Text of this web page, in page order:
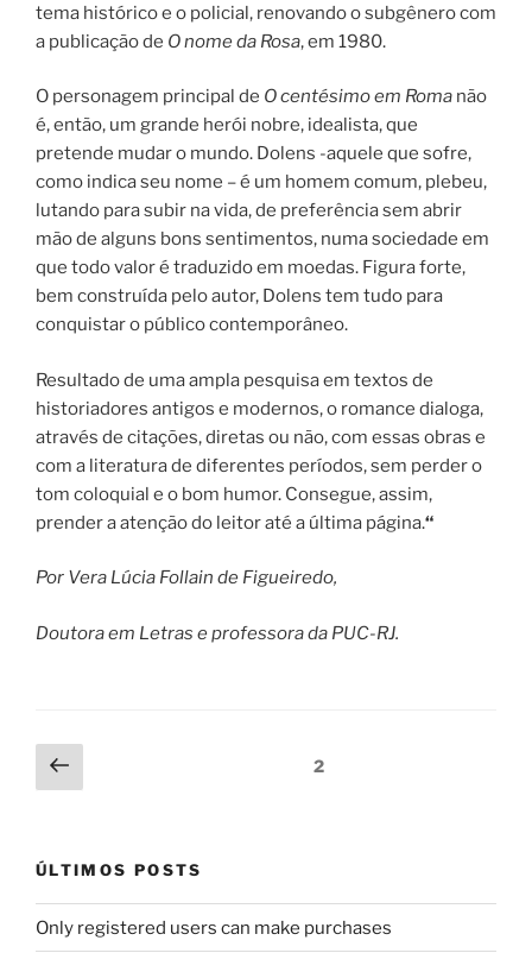
tema histórico e o policial, renovando o subgênero com
a publicação de O nome da Rosa, em 1980.
O personagem principal de O centésimo em Roma não
é, então, um grande herói nobre, idealista, que
pretende mudar o mundo. Dolens -aquele que sofre,
como indica seu nome – é um homem comum, plebeu,
lutando para subir na vida, de preferência sem abrir
mão de alguns bons sentimentos, numa sociedade em
que todo valor é traduzido em moedas. Figura forte,
bem construída pelo autor, Dolens tem tudo para
conquistar o público contemporâneo.
Resultado de uma ampla pesquisa em textos de
historiadores antigos e modernos, o romance dialoga,
através de citações, diretas ou não, com essas obras e
com a literatura de diferentes períodos, sem perder o
tom coloquial e o bom humor. Consegue, assim,
prender a atenção do leitor até a última página.“
Por Vera Lúcia Follain de Figueiredo,
Doutora em Letras e professora da PUC-RJ.
Navegação
por
Página
anterior
Página2
ÚLTIMOS POSTS
Only registered users can make purchases